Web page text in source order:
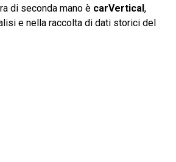
di seconda mano è carVertical,
e nella raccolta di dati storici del